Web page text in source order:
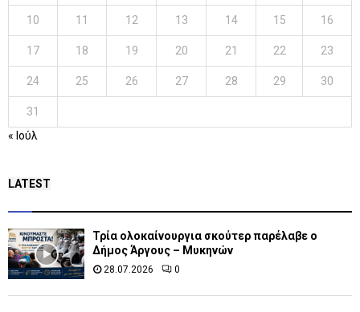
10 11 12 13 14 15 16
17 18 19 20 21 22 23
24 25 26 27 28 29 30
31
« Ιούλ
LATEST
Τρία ολοκαίνουργια σκούτερ παρέλαβε o
Δήμος Άργους – Μυκηνών
28.07.2026 0